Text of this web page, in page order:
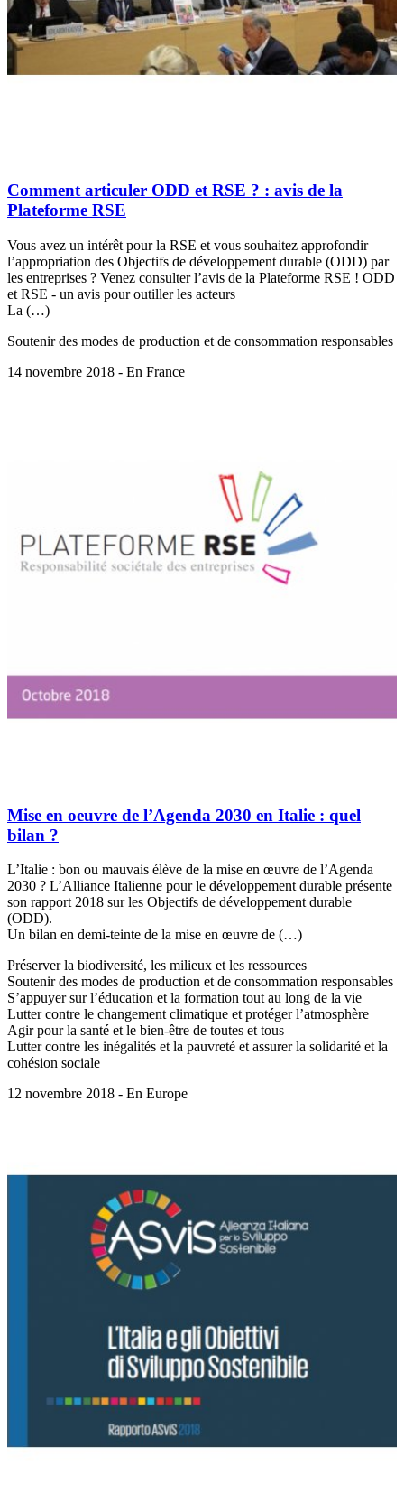
Comment articuler ODD et RSE ? : avis de la
Plateforme RSE
Vous avez un intérêt pour la RSE et vous souhaitez approfondir
l’appropriation des Objectifs de développement durable (ODD) par
les entreprises ? Venez consulter l’avis de la Plateforme RSE ! ODD
et RSE - un avis pour outiller les acteurs
La (…)
Soutenir des modes de production et de consommation responsables
14 novembre 2018 - En France
Mise en oeuvre de l’Agenda 2030 en Italie : quel
bilan ?
L’Italie : bon ou mauvais élève de la mise en œuvre de l’Agenda
2030 ? L’Alliance Italienne pour le développement durable présente
son rapport 2018 sur les Objectifs de développement durable
(ODD).
Un bilan en demi-teinte de la mise en œuvre de (…)
Préserver la biodiversité, les milieux et les ressources
Soutenir des modes de production et de consommation responsables
S’appuyer sur l’éducation et la formation tout au long de la vie
Lutter contre le changement climatique et protéger l’atmosphère
Agir pour la santé et le bien-être de toutes et tous
Lutter contre les inégalités et la pauvreté et assurer la solidarité et la
cohésion sociale
12 novembre 2018 - En Europe